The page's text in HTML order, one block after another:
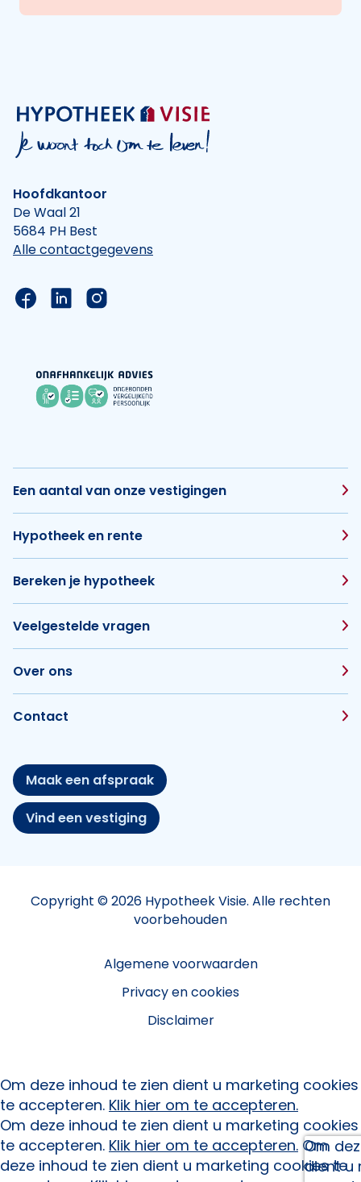
Hoofdkantoor
De Waal 21
5684 PH Best
Alle contactgegevens
Link naar de Facebook pagina van Hypotheek
Link naar de LinkedIn pagina van
Link naar de Instagram pagina van
Een aantal van onze vestigingen
Hypotheek en rente
Bereken je hypotheek
Veelgestelde vragen
Over ons
Contact
Maak een afspraak
Vind een vestiging
Copyright © 2026 Hypotheek Visie. Alle rechten
voorbehouden
Algemene voorwaarden
Privacy en cookies
Disclaimer
Om
dient u
Om deze inhoud te zien dient u marketing cookies
te accepteren. Klik hier om te accepteren.
Om deze inhoud te zien dient u marketing cookies
te accepteren. Klik hier om te accepteren. Om
deze inhoud te zien dient u marketing cookies te